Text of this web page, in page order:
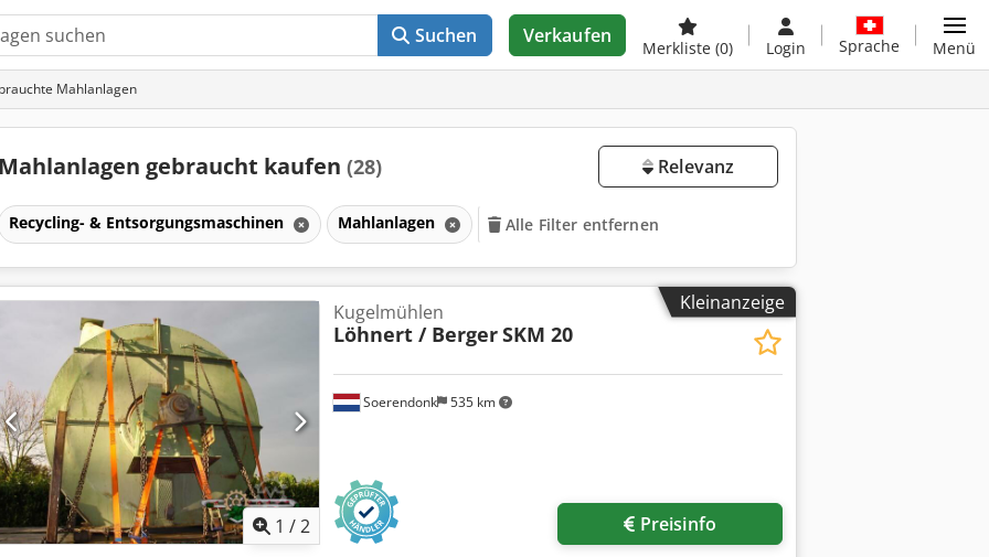
Suchen Verkaufen
Merkliste (0) Login Sprache Menü
Mahlanlagen
gebraucht kaufen (28) Relevanz
Recycling- & Entsorgungsmaschinen Mahlanlagen Alle Filter entfernen
Kleinanzeige
1 /2
Soerendonk 535 km
Kugelmühlen
Löhnert / BergerSKM 20
Preisinfo